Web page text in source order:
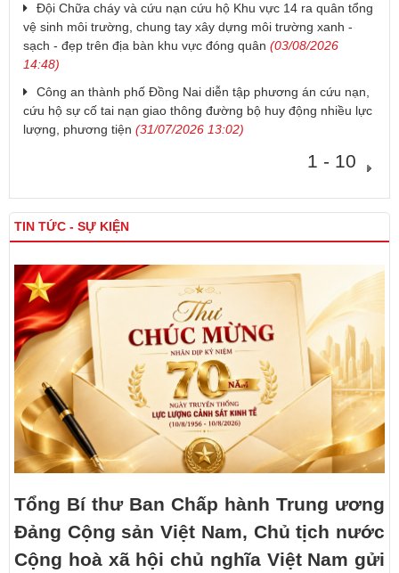
Đội Chữa cháy và cứu nạn cứu hộ Khu vực 14 ra quân tổng
vệ sinh môi trường, chung tay xây dựng môi trường xanh -
sạch - đẹp trên địa bàn khu vực đóng quân (03/08/2026
14:48)
Công an thành phố Đồng Nai diễn tập phương án cứu nạn,
cứu hộ sự cố tai nạn giao thông đường bộ huy động nhiều lực
lượng, phương tiện (31/07/2026 13:02)
1 - 10
TIN TỨC - SỰ KIỆN
Tổng Bí thư Ban Chấp hành Trung ương
Đảng Cộng sản Việt Nam, Chủ tịch nước
Cộng hoà xã hội chủ nghĩa Việt Nam gửi